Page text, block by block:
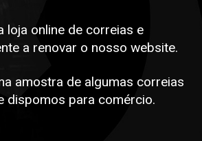
loja online de correias e
a renovar o nosso website.
amostra de algumas correias
dispomos para comércio.